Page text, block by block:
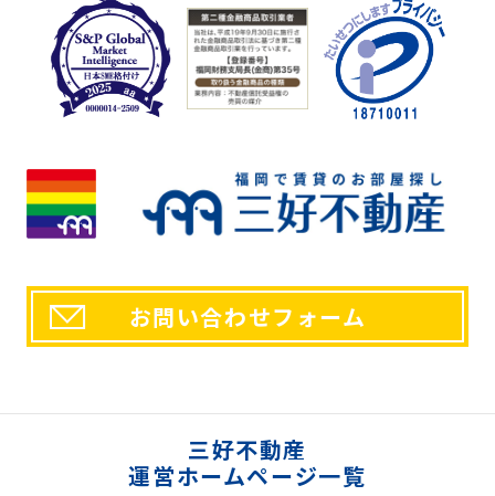
お問い合わせフォーム
三好不動産
運営ホームページ一覧